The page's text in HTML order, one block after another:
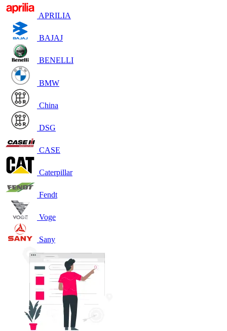
APRILIA
BAJAJ
BENELLI
BMW
China
DSG
CASE
Caterpillar
Fendt
Voge
Sany